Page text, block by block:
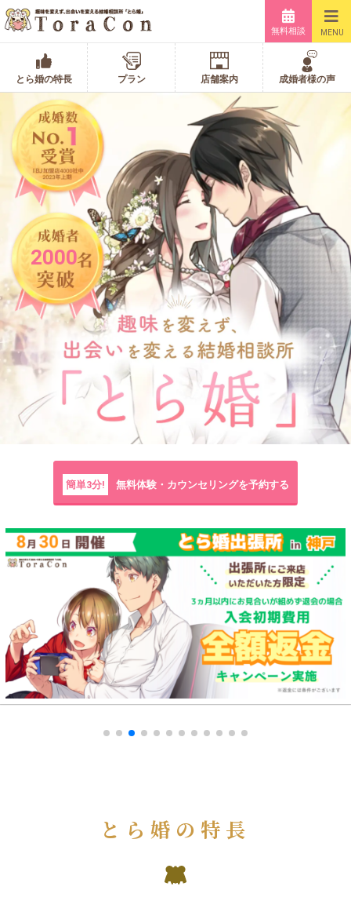
無料相談 MENU
とら婚の特長 プラン 店舗案内 成婚者様の声
2000
簡単3分! 無料体験・カウンセリングを予約する
とら婚の特長